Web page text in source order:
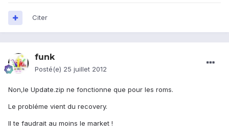
Citer
funk
Posté(e) 25 juillet 2012
Non,le Update.zip ne fonctionne que pour les roms.
Le probléme vient du recovery.
Il te faudrait au moins le market !